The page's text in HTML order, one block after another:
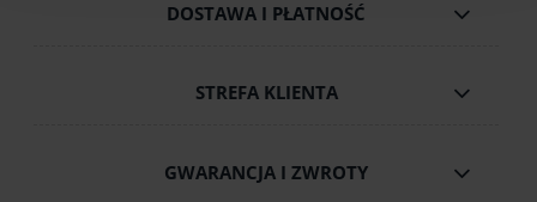
DOSTAWA I PŁATNOŚĆ
STREFA KLIENTA
GWARANCJA I ZWROTY